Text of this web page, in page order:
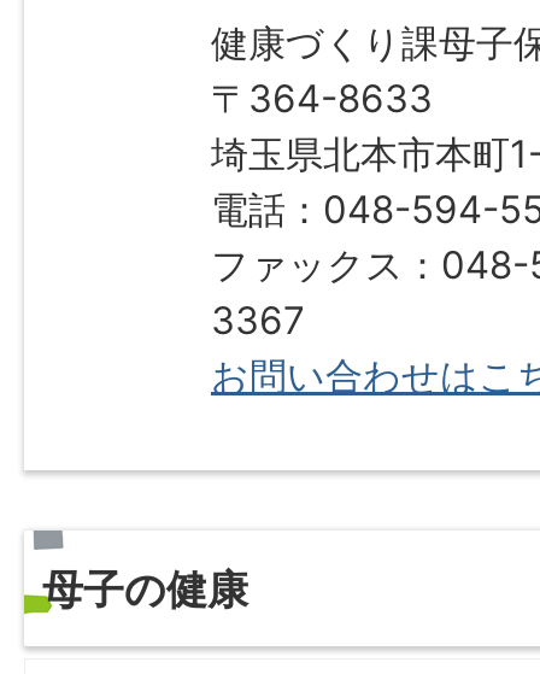
健康づくり課母子
〒364-8633
埼玉県北本市本町
電話：048-594-
ファックス：
3367
お問い合わせはこ
母子の健康